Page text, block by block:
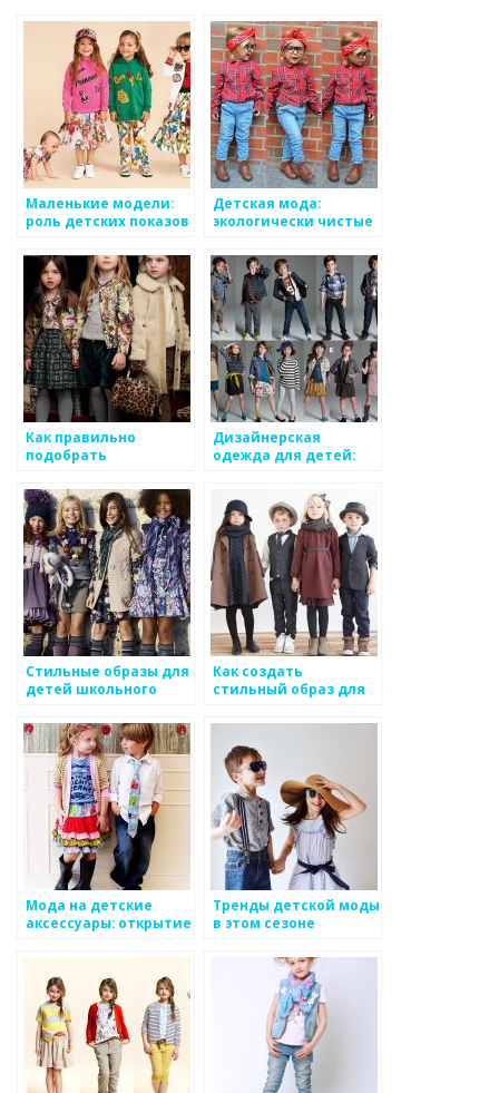
Маленькие модели:
роль детских показов
Детская мода:
экологически чистые
преимущества
Как правильно
подобрать
детского гардероба?
Дизайнерская
одежда для детей:
Стильные образы для
детей школьного
Как создать
стильный образ для
Мода на детские
аксессуары: открытие
Тренды детской моды
в этом сезоне